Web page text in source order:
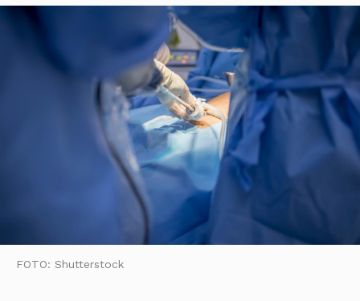
FOTO: Shutterstock